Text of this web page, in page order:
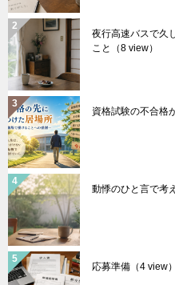
夜行高速バスで久
こと
（8 view）
資格試験の不合格
動悸のひと言で考
応募準備 （4 view）